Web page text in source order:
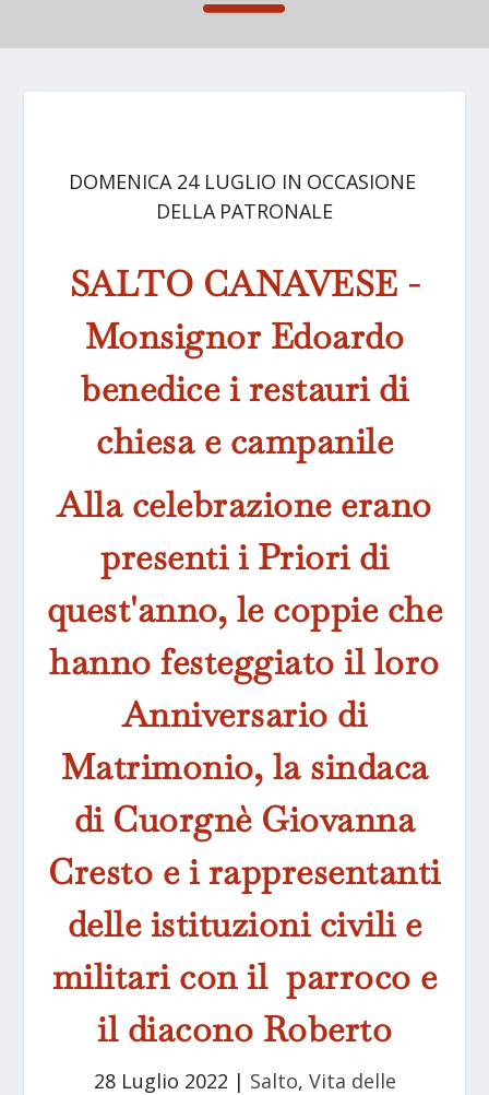
DOMENICA 24 LUGLIO IN OCCASIONE
DELLA PATRONALE
SALTO CANAVESE -
Monsignor Edoardo
benedice i restauri di
chiesa e campanile
Alla celebrazione erano
presenti i Priori di
quest'anno, le coppie che
hanno festeggiato il loro
Anniversario di
Matrimonio, la sindaca
di Cuorgnè Giovanna
Cresto e i rappresentanti
delle istituzioni civili e
militari con il parroco e
il diacono Roberto
28 Luglio 2022 | Salto, Vita delle